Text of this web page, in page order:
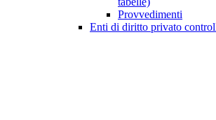
Provvedimenti
Enti di diritto privato